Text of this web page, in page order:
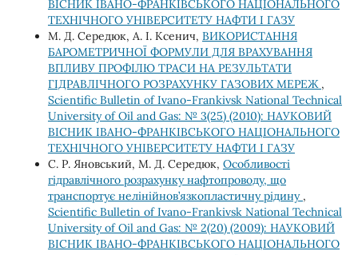
ВІСНИК ІВАНО-ФРАНКІВСЬКОГО НАЦІОНАЛЬНОГО
ТЕХНІЧНОГО УНІВЕРСИТЕТУ НАФТИ І ГАЗУ
М. Д. Середюк, А. І. Ксенич, ВИКОРИСТАННЯ
БАРОМЕТРИЧНОЇ ФОРМУЛИ ДЛЯ ВРАХУВАННЯ
ВПЛИВУ ПРОФІЛЮ ТРАСИ НА РЕЗУЛЬТАТИ
ГІДРАВЛІЧНОГО РОЗРАХУНКУ ГАЗОВИХ МЕРЕЖ ,
Scientific Bulletin of Ivano-Frankivsk National Technical
University of Oil and Gas: № 3(25) (2010): НАУКОВИЙ
ВІСНИК ІВАНО-ФРАНКІВСЬКОГО НАЦІОНАЛЬНОГО
ТЕХНІЧНОГО УНІВЕРСИТЕТУ НАФТИ І ГАЗУ
С. Р. Яновський, М. Д. Середюк, Особливості
гідравлічного розрахунку нафтопроводу, що
транспортує нелінійнов’язкопластичну рідину ,
Scientific Bulletin of Ivano-Frankivsk National Technical
University of Oil and Gas: № 2(20) (2009): НАУКОВИЙ
ВІСНИК ІВАНО-ФРАНКІВСЬКОГО НАЦІОНАЛЬНОГО